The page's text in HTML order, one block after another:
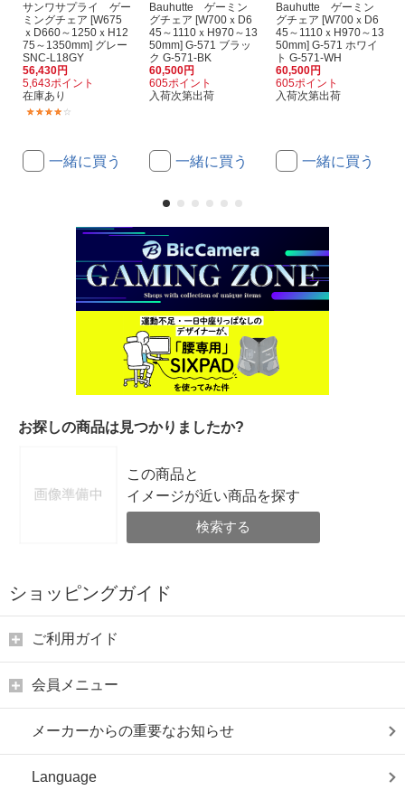
サンワサプライ ゲー
ミングチェア [W675
ｘD660～1250ｘH12
75～1350mm] グレー
SNC-L18GY
56,430円
5,643ポイント
在庫あり
一緒に買う
Bauhutte ゲーミン
グチェア [W700ｘD6
45～1110ｘH970～13
50mm] G-571 ブラッ
ク G-571-BK
60,500円
605ポイント
入荷次第出荷
一緒に買う
Bauhutte ゲーミン
グチェア [W700ｘD6
45～1110ｘH970～13
50mm] G-571 ホワイ
ト G-571-WH
60,500円
605ポイント
入荷次第出荷
一緒に買う
お探しの商品は見つかりましたか?
この商品と
イメージが近い商品を探す
検索する
ショッピングガイド
ご利用ガイド
会員メニュー
メーカーからの重要なお知らせ
Language